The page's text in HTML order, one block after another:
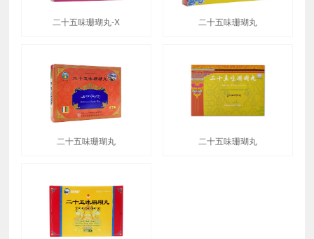
二十五味珊瑚丸-X 二十五味珊瑚丸
二十五味珊瑚丸 二十五味珊瑚丸